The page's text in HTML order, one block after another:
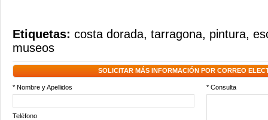
Etiquetas: costa dorada, tarragona, pintura,
museos
SOLICITAR MÁS INFORMACIÓN POR CORREO
* Nombre y Apellidos * Consulta
Teléfono